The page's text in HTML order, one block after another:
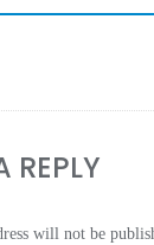
REPLY
will not be